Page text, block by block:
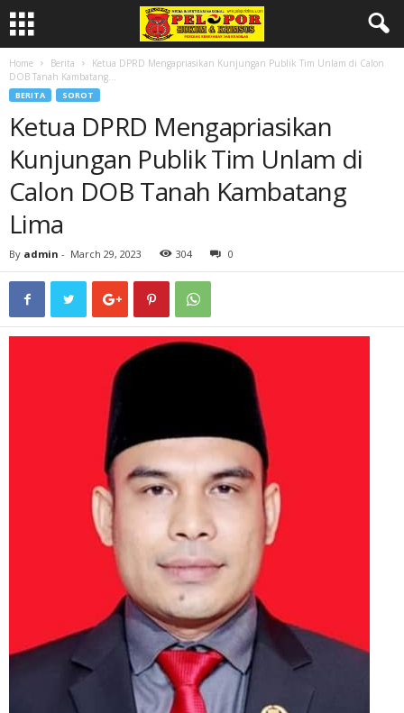
Home Berita
Ketua DPRD Mengapriasikan Kunjungan Publik Tim Unlam di Calon
DOB Tanah Kambatang...
BERITA SOROT
Ketua DPRD Mengapriasikan
Kunjungan Publik Tim Unlam di
Calon DOB Tanah Kambatang
Lima
By admin - March 29, 2023 304 0